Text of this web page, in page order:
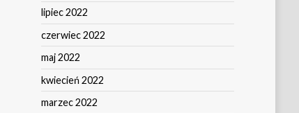
lipiec 2022
czerwiec 2022
maj 2022
kwiecień 2022
marzec 2022